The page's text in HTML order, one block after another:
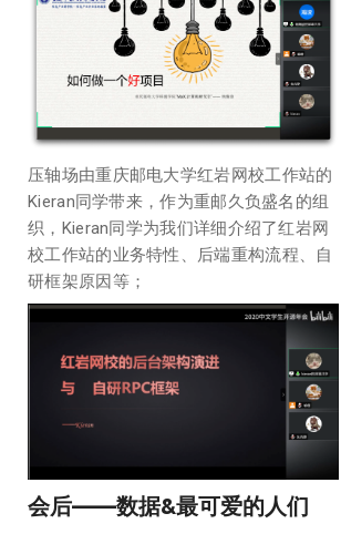
压轴场由重庆邮电大学红岩网校工作站的
Kieran同学带来，作为重邮久负盛名的组
织，Kieran同学为我们详细介绍了红岩网
校工作站的业务特性、后端重构流程、自
研框架原因等；
会后——数据&最可爱的人们